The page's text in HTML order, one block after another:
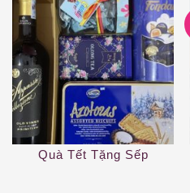
Quà Tết Tặng Sếp